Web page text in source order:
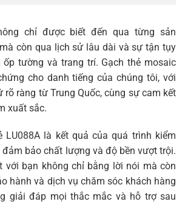
chỉ được biết đến qua từng sản
còn qua lịch sử lâu dài và sự tận tụy
ốp tường và trang trí. Gạch thẻ mosaic
cho danh tiếng của chúng tôi, với
rõ ràng từ Trung Quốc, cùng sự cam kết
xuất sắc.
LU088A là kết quả của quá trình kiểm
bảo chất lượng và độ bền vượt trội.
với bạn không chỉ bằng lời nói mà còn
hành và dịch vụ chăm sóc khách hàng
giải đáp mọi thắc mắc và hỗ trợ sau